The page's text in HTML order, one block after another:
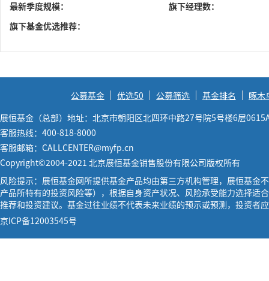
最新季度规模：
旗下经理数：
旗下基金优选推荐：
公募基金 优选50 公募筛选 基金排名
啄木
展恒基金（总部）地址：北京市朝阳区北四环中路27号院5号楼6层
客服热线：400-818-8000
客服邮箱：CALLCENTER@myfp.cn
Copyright©2004-2021 北京展恒基金销售股份有限公司版权所有
风险提示：展恒基金网所提供基金产品均由第三方机构管理，展恒基
产品所特有的投资风险等），根据自身资产状况、风险承受能力选择
推荐和投资建议。基金过往业绩不代表未来业绩的预示或预测，投资者
京ICP备12003545号